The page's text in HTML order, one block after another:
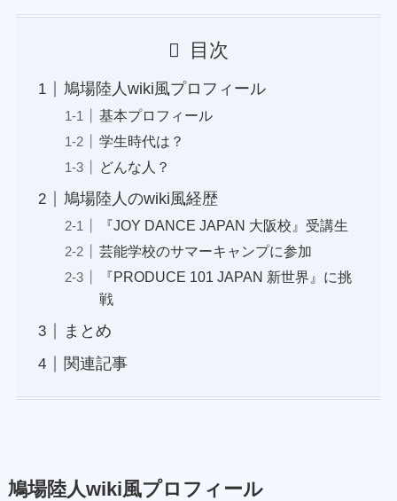
目次
鳩場陸人wiki風プロフィール
基本プロフィール
学生時代は？
どんな人？
鳩場陸人のwiki風経歴
『JOY DANCE JAPAN 大阪校』受講生
芸能学校のサマーキャンプに参加
『PRODUCE 101 JAPAN 新世界』に挑
戦
まとめ
関連記事
鳩場陸人wiki風プロフィール